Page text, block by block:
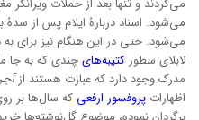
می‌کردند و تنها بعد از حملات
می‌شود. اسناد دربارهُ ایلام پس از
می‌شود. حتی در این هنگام نیز برای
لابلای سطور کتیبه‌هایچندی که به جا
مدرک وجود دارد که عبارت هستند از
اظهارات پروفسور ارفعی که سال‌ها بر